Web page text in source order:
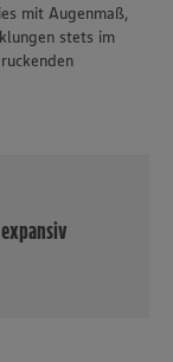
mit Augenmaß,
stets im